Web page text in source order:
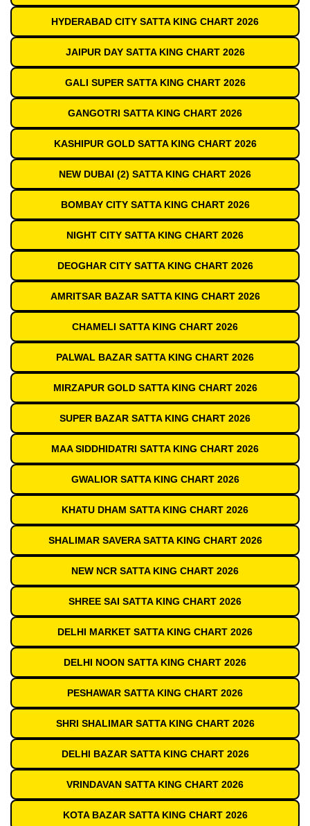
HYDERABAD CITY SATTA KING CHART 2026
JAIPUR DAY SATTA KING CHART 2026
GALI SUPER SATTA KING CHART 2026
GANGOTRI SATTA KING CHART 2026
KASHIPUR GOLD SATTA KING CHART 2026
NEW DUBAI (2) SATTA KING CHART 2026
BOMBAY CITY SATTA KING CHART 2026
NIGHT CITY SATTA KING CHART 2026
DEOGHAR CITY SATTA KING CHART 2026
AMRITSAR BAZAR SATTA KING CHART 2026
CHAMELI SATTA KING CHART 2026
PALWAL BAZAR SATTA KING CHART 2026
MIRZAPUR GOLD SATTA KING CHART 2026
SUPER BAZAR SATTA KING CHART 2026
MAA SIDDHIDATRI SATTA KING CHART 2026
GWALIOR SATTA KING CHART 2026
KHATU DHAM SATTA KING CHART 2026
SHALIMAR SAVERA SATTA KING CHART 2026
NEW NCR SATTA KING CHART 2026
SHREE SAI SATTA KING CHART 2026
DELHI MARKET SATTA KING CHART 2026
DELHI NOON SATTA KING CHART 2026
PESHAWAR SATTA KING CHART 2026
SHRI SHALIMAR SATTA KING CHART 2026
DELHI BAZAR SATTA KING CHART 2026
VRINDAVAN SATTA KING CHART 2026
KOTA BAZAR SATTA KING CHART 2026